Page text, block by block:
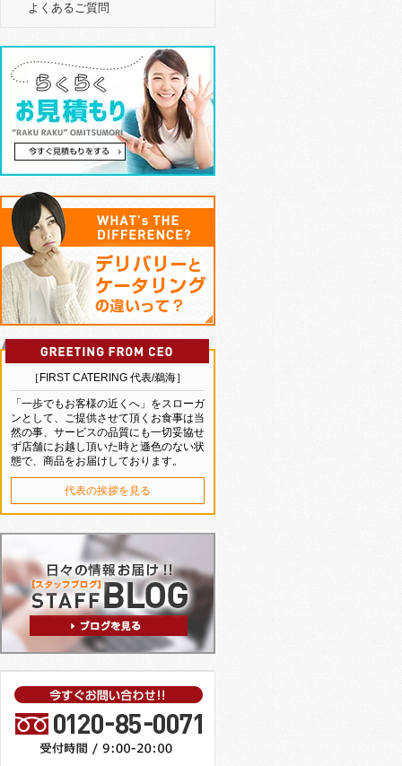
よくあるご質問
［FIRST CATERING 代表/鵜海］
「一歩でもお客様の近くへ」をスローガ
ンとして、ご提供させて頂くお食事は当
然の事、サービスの品質にも一切妥協せ
ず店舗にお越し頂いた時と遜色のない状
態で、商品をお届けしております。
代表の挨拶を見る